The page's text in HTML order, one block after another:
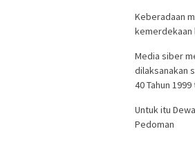
Keberadaan
Media siber
dilaksanakan
40 Tahun
Untuk itu
Pedoman